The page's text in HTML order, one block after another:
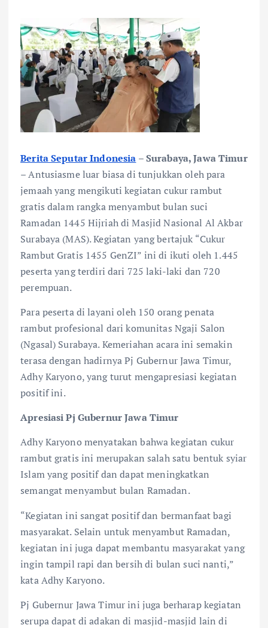
Berita Seputar Indonesia – Surabaya, Jawa Timur
– Antusiasme luar biasa di tunjukkan oleh para
jemaah yang mengikuti kegiatan cukur rambut
gratis dalam rangka menyambut bulan suci
Ramadan 1445 Hijriah di Masjid Nasional Al Akbar
Surabaya (MAS). Kegiatan yang bertajuk “Cukur
Rambut Gratis 1455 GenZI” ini di ikuti oleh 1.445
peserta yang terdiri dari 725 laki-laki dan 720
perempuan.
Para peserta di layani oleh 150 orang penata
rambut profesional dari komunitas Ngaji Salon
(Ngasal) Surabaya. Kemeriahan acara ini semakin
terasa dengan hadirnya Pj Gubernur Jawa Timur,
Adhy Karyono, yang turut mengapresiasi kegiatan
positif ini.
Apresiasi Pj Gubernur Jawa Timur
Adhy Karyono menyatakan bahwa kegiatan cukur
rambut gratis ini merupakan salah satu bentuk syiar
Islam yang positif dan dapat meningkatkan
semangat menyambut bulan Ramadan.
“Kegiatan ini sangat positif dan bermanfaat bagi
masyarakat. Selain untuk menyambut Ramadan,
kegiatan ini juga dapat membantu masyarakat yang
ingin tampil rapi dan bersih di bulan suci nanti,”
kata Adhy Karyono.
Pj Gubernur Jawa Timur ini juga berharap kegiatan
serupa dapat di adakan di masjid-masjid lain di